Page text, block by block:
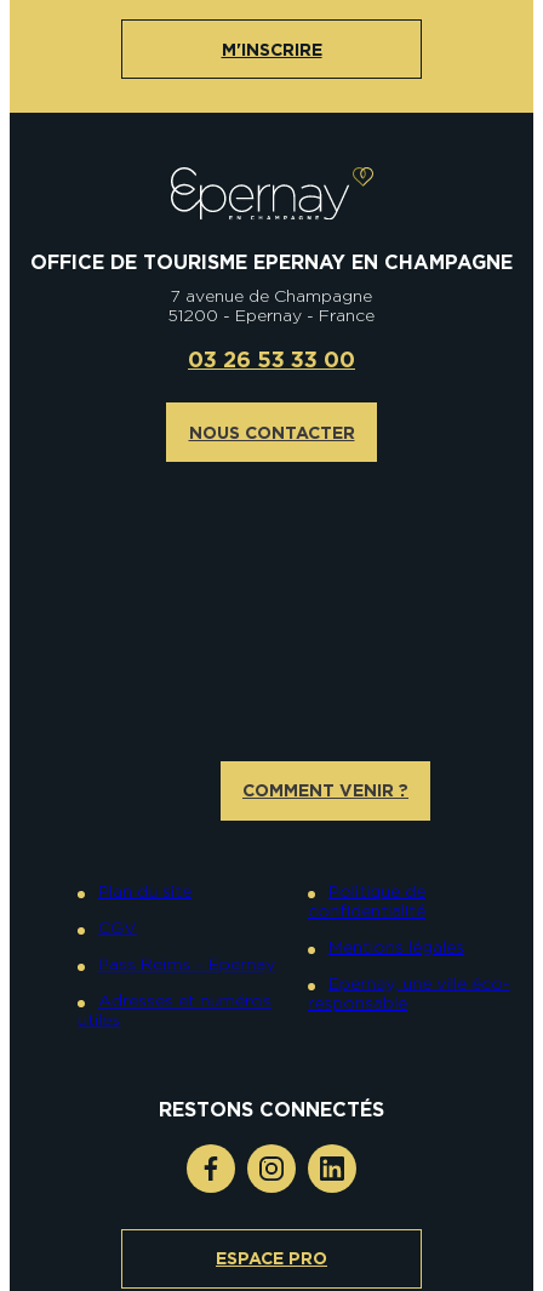
M'INSCRIRE
OFFICE DE TOURISME EPERNAY EN CHAMPAGNE
7 avenue de Champagne
51200 - Epernay - France
03 26 53 33 00
NOUS CONTACTER
COMMENT VENIR ?
Plan du site
CGV
Pass Reims – Epernay
Adresses et numéros
utiles
Politique de
confidentialité
Mentions légales
Epernay, une ville éco-
responsable
RESTONS CONNECTÉS
ESPACE PRO